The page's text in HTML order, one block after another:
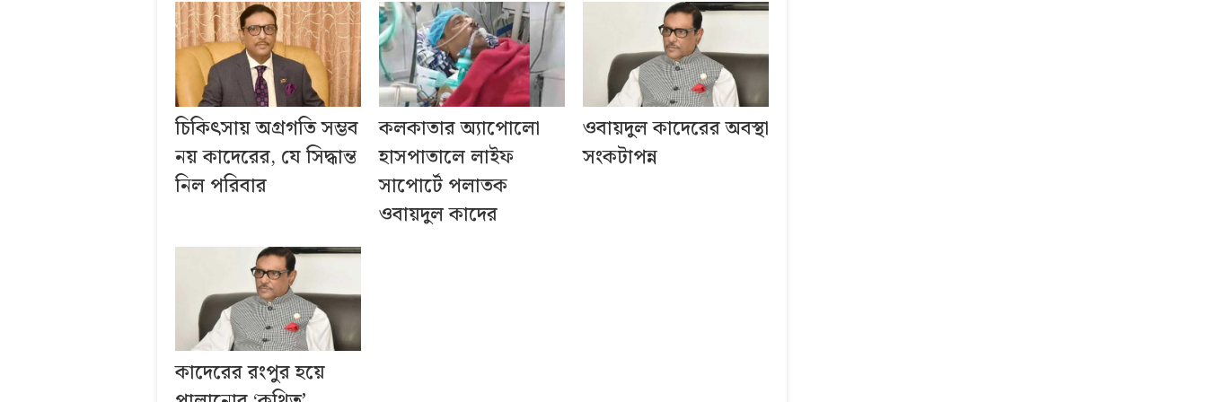
চিকিৎসায় অগ্রগতি সম্ভব
নয় কাদেরের, যে সিদ্ধান্ত
নিল পরিবার
কলকাতার অ্যাপোলো
হাসপাতালে লাইফ
সাপোর্টে পলাতক
ওবায়দুল কাদের
ওবায়দুল কাদেরের অবস্থা
সংকটাপন্ন
কাদেরের রংপুর হয়ে